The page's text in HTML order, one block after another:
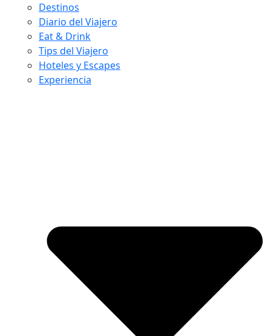
Destinos
Diario del Viajero
Eat & Drink
Tips del Viajero
Hoteles y Escapes
Experiencia